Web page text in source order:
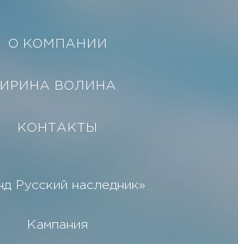
О КОМПАНИИ
ИРИНА ВОЛИНА
КОНТАКТЫ
Русский наследник»
Кампания